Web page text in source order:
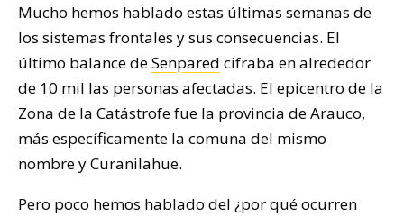
Mucho hemos hablado estas últimas semanas de
los sistemas frontales y sus consecuencias. El
último balance deSenpared cifraba en alrededor
de 10 mil las personas afectadas. El epicentro de la
Zona de la Catástrofe fue la provincia de Arauco,
más específicamente la comuna del mismo
nombre y Curanilahue.
Pero poco hemos hablado del ¿por qué ocurren